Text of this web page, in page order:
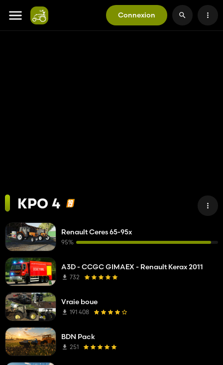
Connexion
KPO 4
Renault Ceres 65-95x
95%
A3D - CCGC GIMAEX - Renault Kerax 2011
732
Vraie boue
191 408
BDN Pack
251